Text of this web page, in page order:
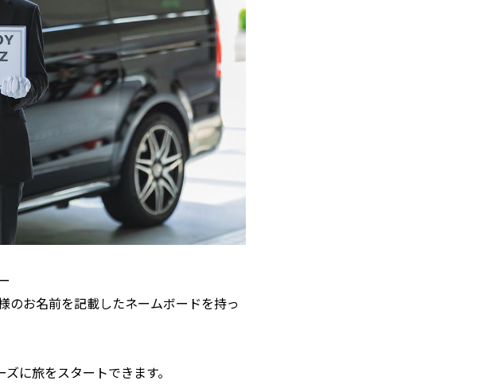
のお名前を記載したネームボードを持っ
に旅をスタートできます。